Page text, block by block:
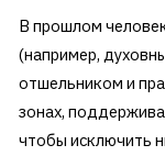
В прошлом
(например,
отшельником и
зонах,
чтобы исключить